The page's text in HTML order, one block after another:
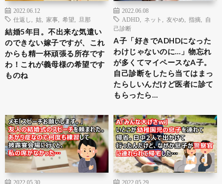
2022.06.12
仕返し
姑 家事 希望 旦那
結婚5年目。不出来な気遣い
のできない嫁子ですが、これ
からも精一杯頑張る所存です
わ！これが義母様の希望です
ものね
2022.06.08
ADHD
ネット 友やめ 指摘
自
己診断
A子「好きでADHDになった
わけじゃないのに…」物忘れ
が多くてマイペースなA子。
自己診断をしたら当てはまっ
たらしいんだけど医者に診て
もらったら…
2022.05.30 2022.05.29